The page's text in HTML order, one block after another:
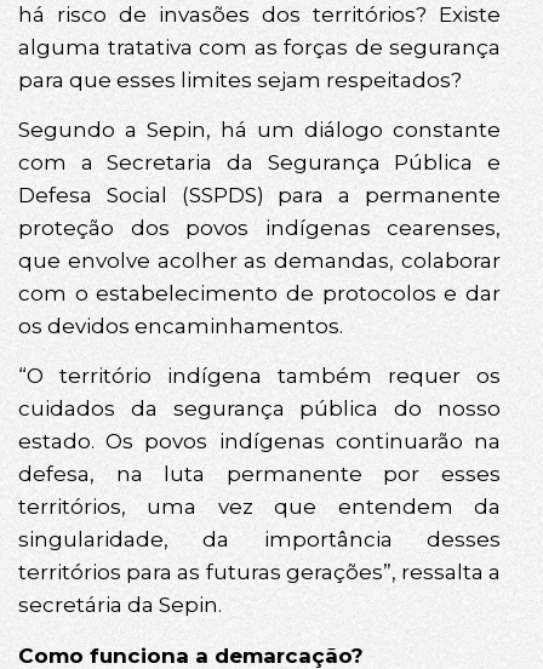
há risco de invasões dos territórios? Existe
alguma tratativa com as forças de segurança
para que esses limites sejam respeitados?
Segundo a Sepin, há um diálogo constante
com a Secretaria da Segurança Pública e
Defesa Social (SSPDS) para a permanente
proteção dos povos indígenas cearenses,
que envolve acolher as demandas, colaborar
com o estabelecimento de protocolos e dar
os devidos encaminhamentos.
“O território indígena também requer os
cuidados da segurança pública do nosso
estado. Os povos indígenas continuarão na
defesa, na luta permanente por esses
territórios, uma vez que entendem da
singularidade, da importância desses
territórios para as futuras gerações”, ressalta a
secretária da Sepin.
Como funciona a demarcação?